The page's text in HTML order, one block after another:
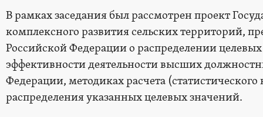
В рамках заседания был рассмотрен проект
комплексного развития сельских территорий,
Российской Федерации о распределении
эффективности деятельности высших
Федерации, методиках расчета
распределения указанных целевых значений.